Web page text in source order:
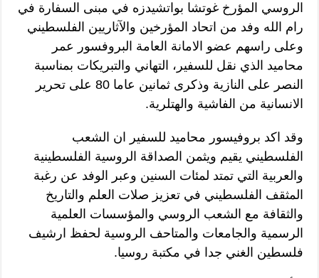
الروسي المؤرخ غوتشا بواتشيدزه في مبنى السفارة في
رام الله وفد من اتحاد المؤرخين والآثاريين الفلسطيني
وعلى راسهم عضو الامانة العامة البروفسور عمر
محاميد الذي نقل للسفير، التهاني والتبريكات بمناسبة
النصر على النازية وذكرى ثمانين عاما 80 على تحرير
الانسانية من الفاشية والهتلرية.
وقد اكد بروفيسور محاميد للسفير ان الشعب
الفلسطيني يقيم ويثمن الصداقة الروسية الفلسطينية
والعربية التي تمتد لمئات السنين وعبر الوفد عن رغبة
المثقف الفلسطيني في تعزيز صلات العلم والتاريخ
والثقافة مع الشعب الروسي والمؤسسات العلمية
الرسمية والجامعات والمتاحف الروسية لحفظ ارشيف
فلسطين الغني جدا في مكتبة روسيا.